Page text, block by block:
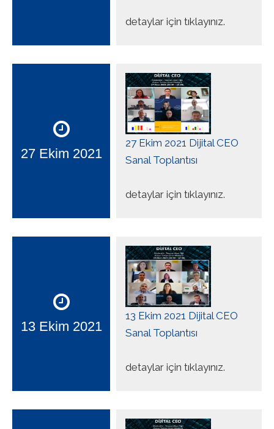
detaylar için tıklayınız.
27 Ekim 2021
27 Ekim 2021 Dijital CEO
Sanal Toplantısı
detaylar için tıklayınız.
13 Ekim 2021
13 Ekim 2021 Dijital CEO
Sanal Toplantısı
detaylar için tıklayınız.